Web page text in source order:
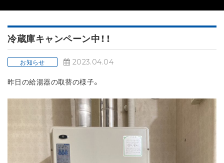
冷蔵庫キャンペーン中！！
お知らせ
2023.04.04
昨日の給湯器の取替の様子。